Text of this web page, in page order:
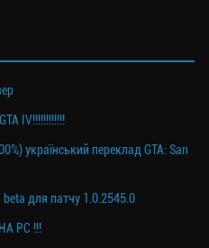
IV!!!!!!!!!!!!
український переклад GTA: San
beta для патчу 1.0.2545.0
PC !!!